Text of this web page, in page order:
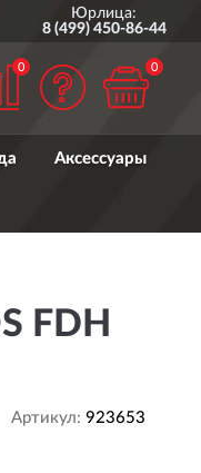
РОССИИ
Юрлица:
8 (499) 450-86-44
0 0
Аксессуары
FDH
Артикул: 923653